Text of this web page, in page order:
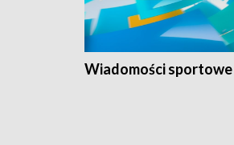
Wiadomości sportowe